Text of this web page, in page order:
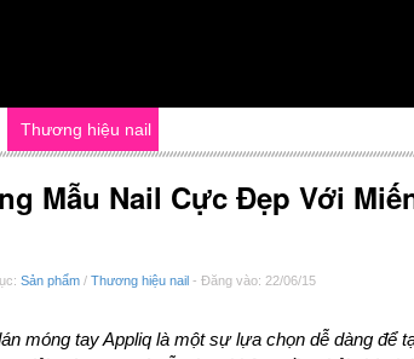
Thương hiệu nail
Mẫu Nail Cực Đẹp Với
Sản phẩm / Thương hiệu nail - Đăng vào: 22/06/15
móng tay Appliq là một sự lựa chọn dễ dàng để